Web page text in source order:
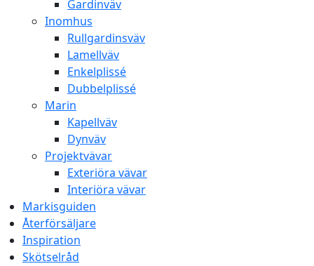
Gardinväv
Inomhus
Rullgardinsväv
Lamellväv
Enkelplissé
Dubbelplissé
Marin
Kapellväv
Dynväv
Projektvävar
Exteriöra vävar
Interiöra vävar
Markisguiden
Återförsäljare
Inspiration
Skötselråd